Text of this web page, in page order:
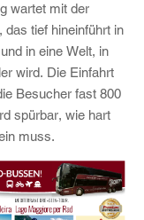
wartet mit der
tief hineinführt in
in eine Welt, in
wird. Die Einfahrt
Besucher fast 800
spürbar, wie hart
muss.